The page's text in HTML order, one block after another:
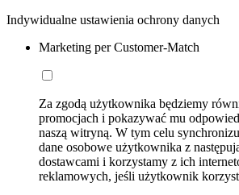
Indywidualne ustawienia ochrony danych
Marketing per Customer-Match
Za zgodą użytkownika będziemy
promocjach i pokazywać mu
naszą witryną. W tym celu
dane osobowe użytkownika z
dostawcami i korzystamy z ich
reklamowych, jeśli użytkownik